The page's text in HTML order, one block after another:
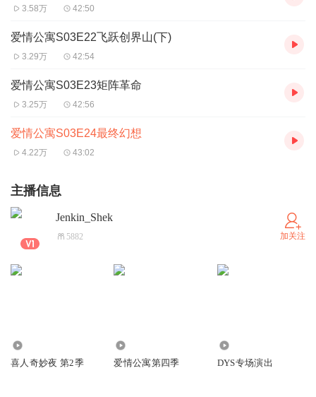
3.58万 42:50
爱情公寓S03E22飞跃创界山(下)
3.29万 42:54
爱情公寓S03E23矩阵革命
3.25万 42:56
爱情公寓S03E24最终幻想
4.22万 43:02
主播信息
Jenkin_Shek
5882 加关注
喜人奇妙夜 第2季 爱情公寓第四季 DYS专场演出